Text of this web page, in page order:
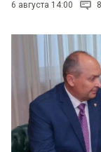
6 августа 14:00 8